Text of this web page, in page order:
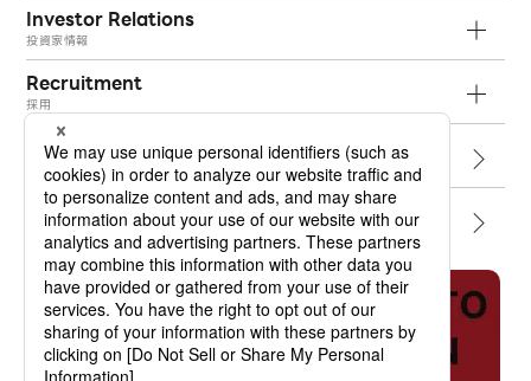
Investor Relations
投資家情報
Recruitment
採用
Topics
トピックス
Contact
お問い合わせ
Job Dictionary
オプトランの軌跡